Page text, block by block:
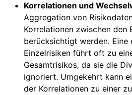
Korrelationen und
Aggregation von
Korrelationen zwischen den
berücksichtigt werden.
Einzelrisiken führt oft zu
Gesamtrisikos, da sie die
ignoriert. Umgekehrt kann
der Korrelationen zu einer